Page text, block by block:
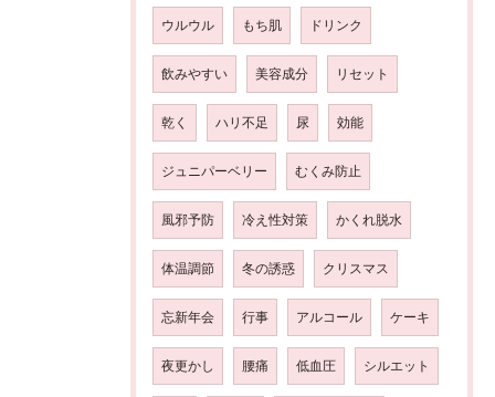
ウルウル もち肌 ドリンク
飲みやすい 美容成分 リセット
乾く ハリ不足 尿 効能
ジュニパーベリー むくみ防止
風邪予防 冷え性対策 かくれ脱水
体温調節 冬の誘惑 クリスマス
忘新年会 行事 アルコール ケーキ
夜更かし 腰痛 低血圧 シルエット